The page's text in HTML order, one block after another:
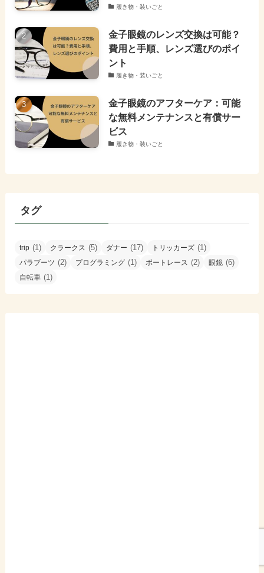
履き物・装いごと
金子眼鏡のレンズ交換は可能？
費用と手順、レンズ選びのポイ
ント
履き物・装いごと
金子眼鏡のアフターケア：可能
な無料メンテナンスと有償サー
ビス
履き物・装いごと
タグ
trip (1) クラークス (5) ダナー (17) トリッカーズ (1)
パラブーツ (2) プログラミング (1) ボートレース (2) 眼鏡 (6)
自転車 (1)